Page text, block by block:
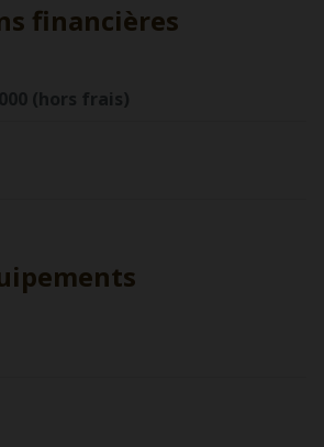
financières
(hors frais)